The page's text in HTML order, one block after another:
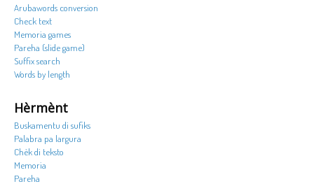
Arubawords conversion
Check text
Memoria games
Pareha (slide game)
Suffix search
Words by length
Hèrmènt
Buskamentu di sufiks
Palabra pa largura
Chèk di teksto
Memoria
Pareha